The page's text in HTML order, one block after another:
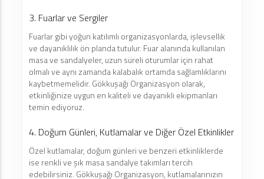
3. Fuarlar ve Sergiler
Fuarlar gibi yoğun katılımlı organizasyonlarda, işlevsellik
ve dayanıklılık ön planda tutulur. Fuar alanında kullanılan
masa ve sandalyeler, uzun süreli oturumlar için rahat
olmalı ve aynı zamanda kalabalık ortamda sağlamlıklarını
kaybetmemelidir. Gökkuşağı Organizasyon olarak,
etkinliğinize uygun en kaliteli ve dayanıklı ekipmanları
temin ediyoruz.
4. Doğum Günleri, Kutlamalar ve Diğer Özel Etkinlikler
Özel kutlamalar, doğum günleri ve benzeri etkinliklerde
ise renkli ve şık masa sandalye takımları tercih
edebilirsiniz. Gökkuşağı Organizasyon, kutlamalarınızın